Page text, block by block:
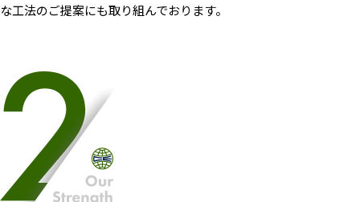
な工法のご提案にも取り組んでおります。